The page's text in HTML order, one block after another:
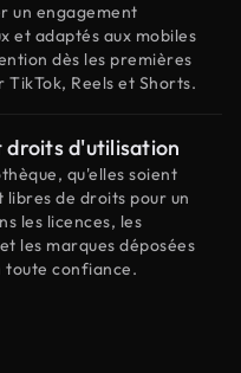
un engagement
et adaptés aux mobiles
dès les premières
TikTok, Reels et Shorts.
droits d'utilisation
qu'elles soient
de droits pour un
les licences, les
les marques déposées
toute confiance.